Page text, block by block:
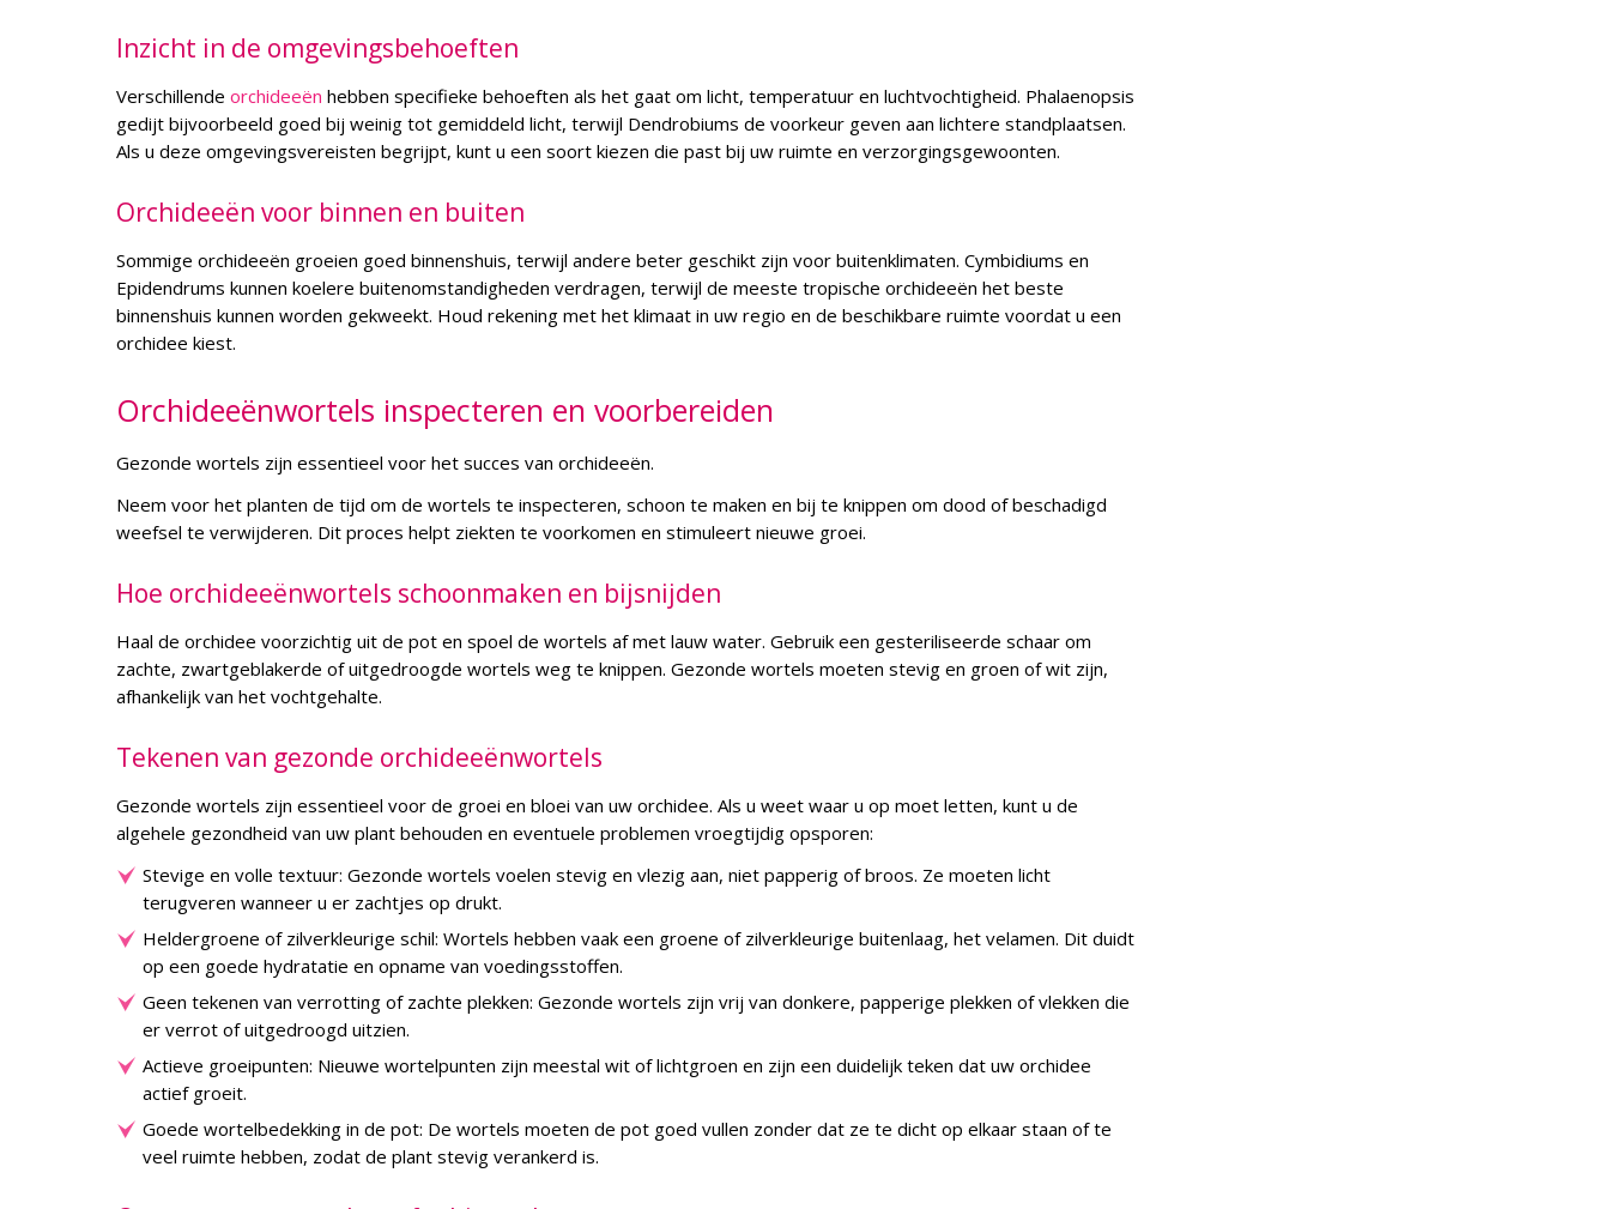
Inzicht in de omgevingsbehoeften
Verschillende orchideeën hebben specifieke behoeften als het gaat om licht, temperatuur en luchtvochtigheid. Phalaenopsis
gedijt bijvoorbeeld goed bij weinig tot gemiddeld licht, terwijl Dendrobiums de voorkeur geven aan lichtere standplaatsen.
Als u deze omgevingsvereisten begrijpt, kunt u een soort kiezen die past bij uw ruimte en verzorgingsgewoonten.
Orchideeën voor binnen en buiten
Sommige orchideeën groeien goed binnenshuis, terwijl andere beter geschikt zijn voor buitenklimaten. Cymbidiums en
Epidendrums kunnen koelere buitenomstandigheden verdragen, terwijl de meeste tropische orchideeën het beste
binnenshuis kunnen worden gekweekt. Houd rekening met het klimaat in uw regio en de beschikbare ruimte voordat u een
orchidee kiest.
Orchideeënwortels inspecteren en voorbereiden
Gezonde wortels zijn essentieel voor het succes van orchideeën.
Neem voor het planten de tijd om de wortels te inspecteren, schoon te maken en bij te knippen om dood of beschadigd
weefsel te verwijderen. Dit proces helpt ziekten te voorkomen en stimuleert nieuwe groei.
Hoe orchideeënwortels schoonmaken en bijsnijden
Haal de orchidee voorzichtig uit de pot en spoel de wortels af met lauw water. Gebruik een gesteriliseerde schaar om
zachte, zwartgeblakerde of uitgedroogde wortels weg te knippen. Gezonde wortels moeten stevig en groen of wit zijn,
afhankelijk van het vochtgehalte.
Tekenen van gezonde orchideeënwortels
Gezonde wortels zijn essentieel voor de groei en bloei van uw orchidee. Als u weet waar u op moet letten, kunt u de
algehele gezondheid van uw plant behouden en eventuele problemen vroegtijdig opsporen:
Stevige en volle textuur: Gezonde wortels voelen stevig en vlezig aan, niet papperig of broos. Ze moeten licht
terugveren wanneer u er zachtjes op drukt.
Heldergroene of zilverkleurige schil: Wortels hebben vaak een groene of zilverkleurige buitenlaag, het velamen. Dit duidt
op een goede hydratatie en opname van voedingsstoffen.
Geen tekenen van verrotting of zachte plekken: Gezonde wortels zijn vrij van donkere, papperige plekken of vlekken die
er verrot of uitgedroogd uitzien.
Actieve groeipunten: Nieuwe wortelpunten zijn meestal wit of lichtgroen en zijn een duidelijk teken dat uw orchidee
actief groeit.
Goede wortelbedekking in de pot: De wortels moeten de pot goed vullen zonder dat ze te dicht op elkaar staan of te
veel ruimte hebben, zodat de plant stevig verankerd is.